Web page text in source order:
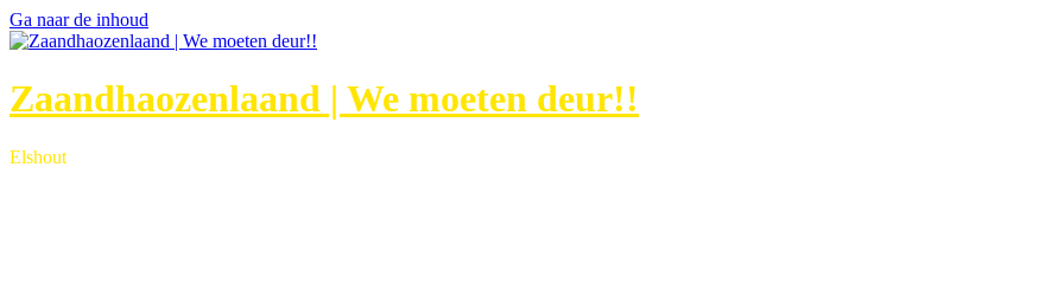
Ga naar de inhoud
Zaandhaozenlaand | We moeten deur!!
Elshout